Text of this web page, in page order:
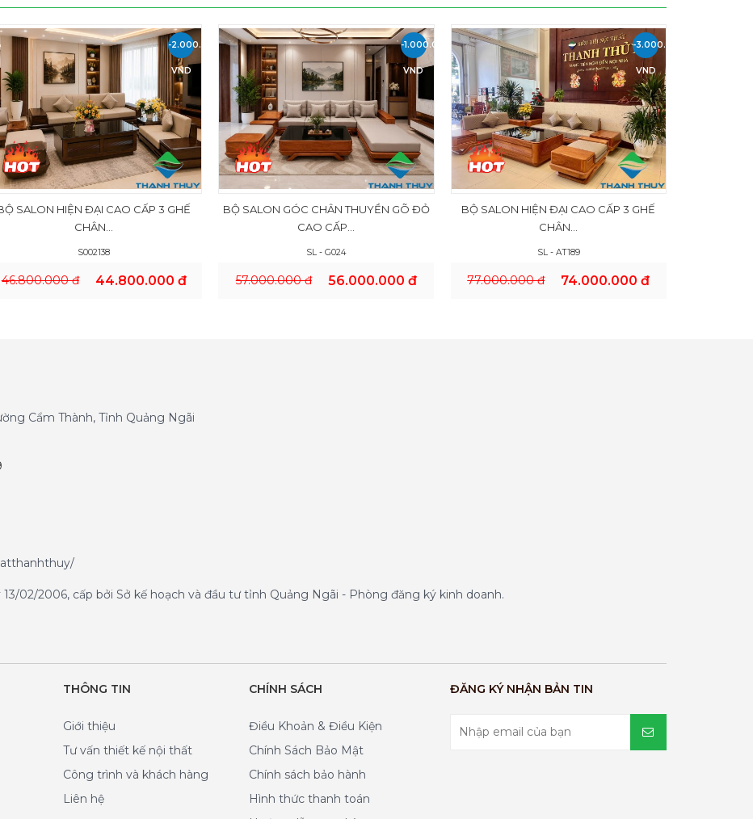
-2.000.000
VND
SALON HIỆN ĐẠI CAO CẤP 3 GHẾ
CHÂN...
S002138
46.800.000 đ 44.800.000 đ
-1.000.000
VND
BỘ SALON GÓC CHÂN THUYỀN GÕ ĐỎ
CAO CẤP...
SL - G024
57.000.000 đ 56.000.000 đ
-3.000.000
VND
BỘ SALON HIỆN ĐẠI CAO CẤP 3 GHẾ
CHÂN...
SL - AT189
77.000.000 đ 74.000.000 đ
Cẩm Thành, Tỉnh Quảng Ngãi
02/2006, cấp bởi Sở kế hoạch và đầu tư tỉnh Quảng Ngãi - Phòng đăng ký kinh doanh.
THÔNG TIN
Giới thiệu
Tư vấn thiết kế nội thất
Công trình và khách hàng
Liên hệ
CHÍNH SÁCH
Điều Khoản & Điều Kiện
Chính Sách Bảo Mật
Chính sách bảo hành
Hình thức thanh toán
ĐĂNG KÝ NHẬN BẢN TIN